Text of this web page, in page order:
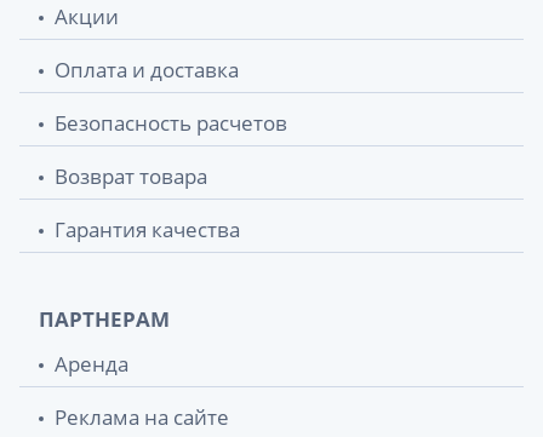
Акции
Оплата и доставка
Безопасность расчетов
Возврат товара
Гарантия качества
ПАРТНЕРАМ
Аренда
Реклама на сайте